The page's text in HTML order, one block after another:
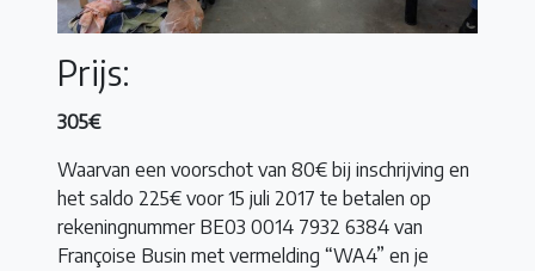
Prijs:
305€
Waarvan een voorschot van 80€ bij inschrijving en
het saldo 225€ voor 15 juli 2017 te betalen op
rekeningnummer BE03 0014 7932 6384 van
Françoise Busin met vermelding “WA4” en je